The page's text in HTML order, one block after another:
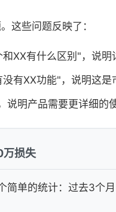
这些问题反映了：
XX有什么区别"，说明
有XX功能"，说明这是
说明产品需要更详细的
万损失
简单的统计：过去3个